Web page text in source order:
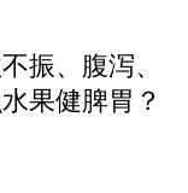
振、腹泻、
果健脾胃？